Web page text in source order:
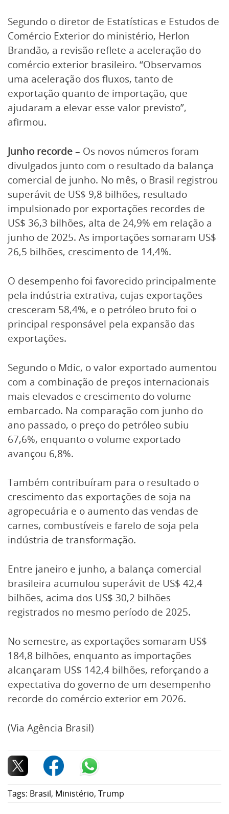
Segundo o diretor de Estatísticas e Estudos de
Comércio Exterior do ministério, Herlon
Brandão, a revisão reflete a aceleração do
comércio exterior brasileiro. “Observamos
uma aceleração dos fluxos, tanto de
exportação quanto de importação, que
ajudaram a elevar esse valor previsto”,
afirmou.
Junho recorde– Os novos números foram
divulgados junto com o resultado da balança
comercial de junho. No mês, o Brasil registrou
superávit de US$ 9,8 bilhões, resultado
impulsionado por exportações recordes de
US$ 36,3 bilhões, alta de 24,9% em relação a
junho de 2025. As importações somaram US$
26,5 bilhões, crescimento de 14,4%.
O desempenho foi favorecido principalmente
pela indústria extrativa, cujas exportações
cresceram 58,4%, e o petróleo bruto foi o
principal responsável pela expansão das
exportações.
Segundo o Mdic, o valor exportado aumentou
com a combinação de preços internacionais
mais elevados e crescimento do volume
embarcado. Na comparação com junho do
ano passado, o preço do petróleo subiu
67,6%, enquanto o volume exportado
avançou 6,8%.
Também contribuíram para o resultado o
crescimento das exportações de soja na
agropecuária e o aumento das vendas de
carnes, combustíveis e farelo de soja pela
indústria de transformação.
Entre janeiro e junho, a balança comercial
brasileira acumulou superávit de US$ 42,4
bilhões, acima dos US$ 30,2 bilhões
registrados no mesmo período de 2025.
No semestre, as exportações somaram US$
184,8 bilhões, enquanto as importações
alcançaram US$ 142,4 bilhões, reforçando a
expectativa do governo de um desempenho
recorde do comércio exterior em 2026.
(Via Agência Brasil)
Tags: Brasil, Ministério, Trump